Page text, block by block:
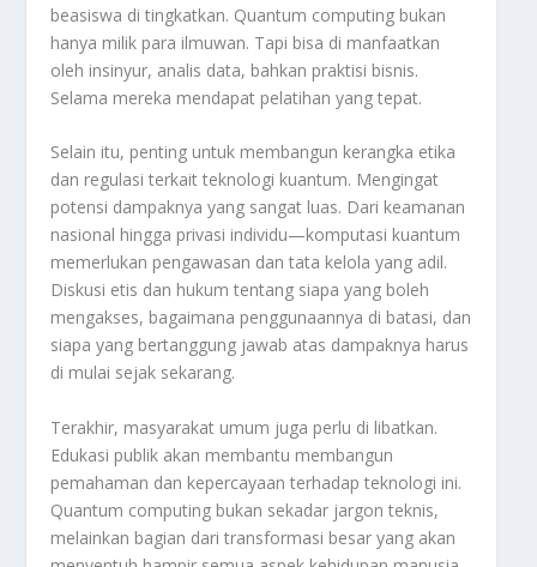
beasiswa di tingkatkan. Quantum computing bukan
hanya milik para ilmuwan. Tapi bisa di manfaatkan
oleh insinyur, analis data, bahkan praktisi bisnis.
Selama mereka mendapat pelatihan yang tepat.
Selain itu, penting untuk membangun kerangka etika
dan regulasi terkait teknologi kuantum. Mengingat
potensi dampaknya yang sangat luas. Dari keamanan
nasional hingga privasi individu—komputasi kuantum
memerlukan pengawasan dan tata kelola yang adil.
Diskusi etis dan hukum tentang siapa yang boleh
mengakses, bagaimana penggunaannya di batasi, dan
siapa yang bertanggung jawab atas dampaknya harus
di mulai sejak sekarang.
Terakhir, masyarakat umum juga perlu di libatkan.
Edukasi publik akan membantu membangun
pemahaman dan kepercayaan terhadap teknologi ini.
Quantum computing bukan sekadar jargon teknis,
melainkan bagian dari transformasi besar yang akan